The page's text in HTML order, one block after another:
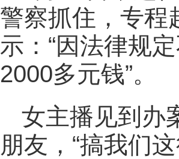
警察抓住，专程
示：“因法律规
2000多元钱”。
女主播见到办
朋友，“搞我们